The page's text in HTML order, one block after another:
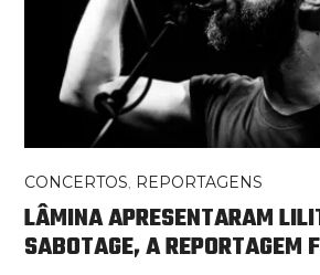
CONCERTOS, REPORTAGENS
LÂMINA APRESENTARAM
SABOTAGE, A REPORTAGEM